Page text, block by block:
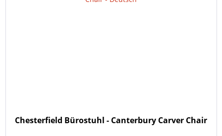
Chesterfield Bürostuhl - Canterbury Carver Chair